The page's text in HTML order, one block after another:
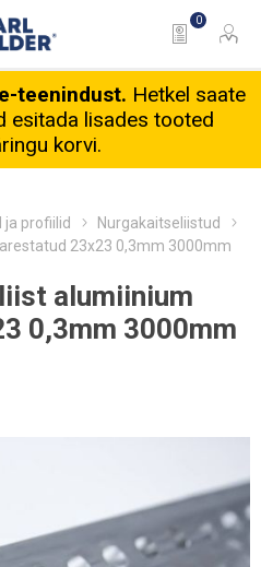
0
teenindust. Hetkel saate
esitada lisades tooted
korvi.
ja profiilid
Nurgakaitseliistud
23x23 0,3mm 3000mm
alumiinium
0,3mm 3000mm